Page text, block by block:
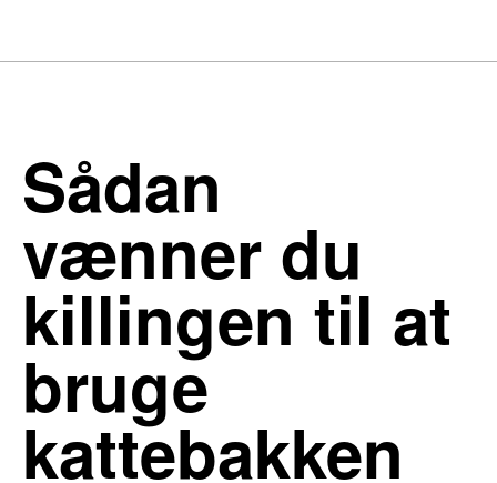
Sådan
vænner du
killingen til at
bruge
kattebakken